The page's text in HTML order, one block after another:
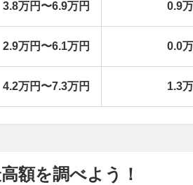
3.8万円〜6.9万円 0.9
2.9万円〜6.1万円 0.0
4.2万円〜7.3万円 1.3
額を調べよう！